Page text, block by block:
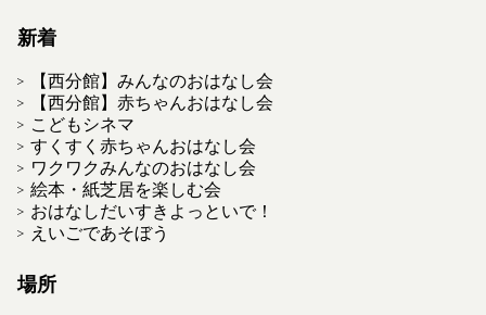
新着
【西分館】みんなのおはなし会
【西分館】赤ちゃんおはなし会
こどもシネマ
すくすく赤ちゃんおはなし会
ワクワクみんなのおはなし会
絵本・紙芝居を楽しむ会
おはなしだいすきよっといで！
えいごであそぼう
場所